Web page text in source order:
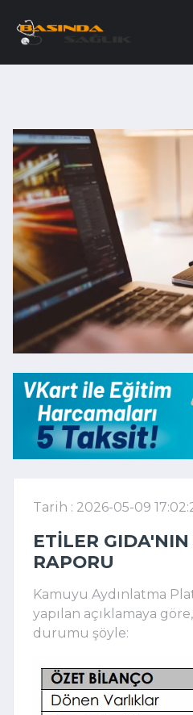
Tarih : 2026-05-09
ETILER
RAPORU
Kamuyu Aydınlatma
yapılan açıklamaya
durumu şöyle: